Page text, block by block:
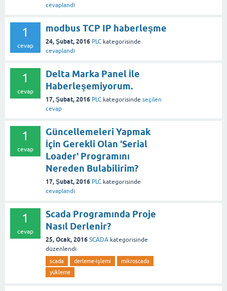
cevaplandı
1
cevap
modbus TCP IP haberleşme
24, Şubat, 2016 PLC kategorisinde
cevaplandı
1
cevap
Delta Marka Panel İle
Haberleşemiyorum.
17, Şubat, 2016 PLC kategorisinde seçilen
cevap
1
cevap
Güncellemeleri Yapmak
İçin Gerekli Olan 'Serial
Loader' Programını
Nereden Bulabilirim?
17, Şubat, 2016 PLC kategorisinde
cevaplandı
1
cevap
Scada Programında Proje
Nasıl Derlenir?
25, Ocak, 2016 SCADA kategorisinde
düzenlendi
scada derleme-işlemi
mikroscada
yükleme